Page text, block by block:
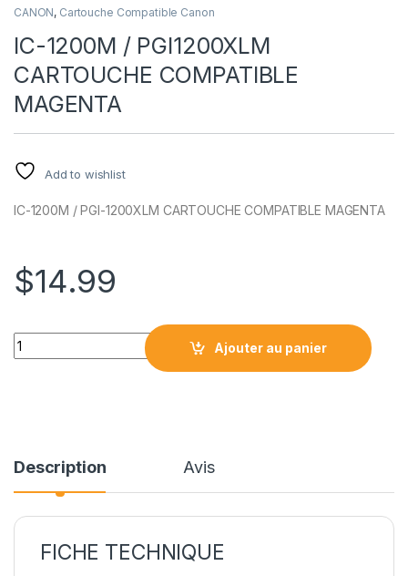
CANON, Cartouche Compatible Canon
IC-1200M / PGI1200XLM
CARTOUCHE COMPATIBLE
MAGENTA
Add to wishlist
IC-1200M / PGI-1200XLM CARTOUCHE COMPATIBLE MAGENTA
$14.99
IC-1200M / PGI1200XLM CARTOUCHE COMPATIBLE
Ajouter au panier
Description Avis
FICHE TECHNIQUE